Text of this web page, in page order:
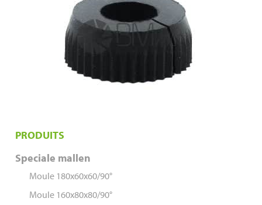
PRODUITS
Speciale mallen
Moule 180x60x60/90°
Moule 160x80x80/90°